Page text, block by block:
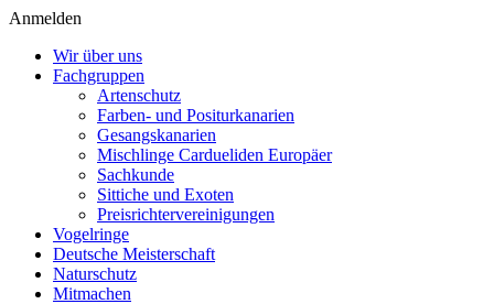
Anmelden
Wir über uns
Fachgruppen
Artenschutz
Farben- und Positurkanarien
Gesangskanarien
Mischlinge Cardueliden Europäer
Sachkunde
Sittiche und Exoten
Preisrichtervereinigungen
Vogelringe
Deutsche Meisterschaft
Naturschutz
Mitmachen